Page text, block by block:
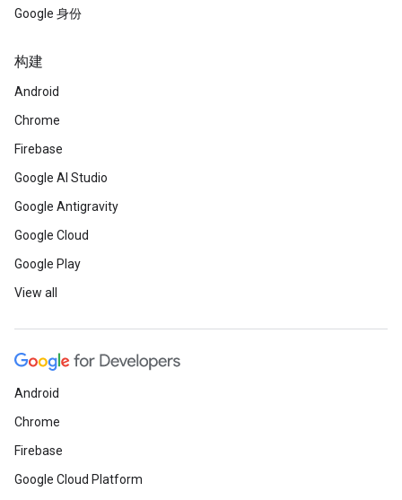
Google 身份
构建
Android
Chrome
Firebase
Google AI Studio
Google Antigravity
Google Cloud
Google Play
View all
Android
Chrome
Firebase
Google Cloud Platform